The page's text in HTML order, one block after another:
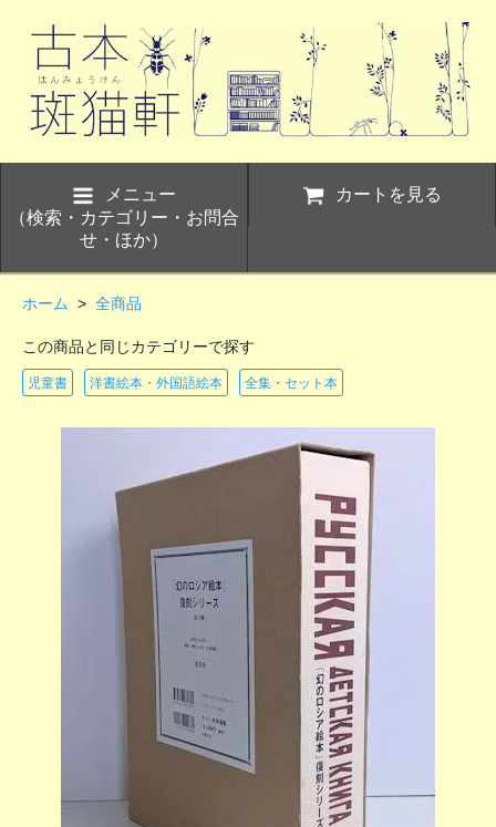
メニュー
（検索・カテゴリー・お問合
せ・ほか）
カートを見る
ホーム > 全商品
この商品と同じカテゴリーで探す
児童書 洋書絵本・外国語絵本 全集・セット本